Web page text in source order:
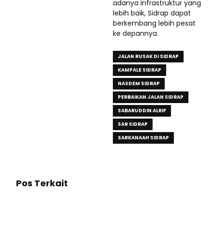
adanya infrastruktur yang
lebih baik, Sidrap dapat
berkembang lebih pesat
ke depannya.
JALAN RUSAK DI SIDRAP
KAMPALE SIDRAP
NASDEM SIDRAP
PERBAIKAN JALAN SIDRAP
SABARUDDIN ALRIF
SAR SIDRAP
SARKANAAH SIDRAP
Pos Terkait